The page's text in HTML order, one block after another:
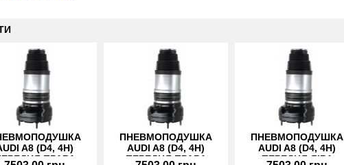
A8 (D4, 4H)
ПРАВА
ПНЕВМОПОДУШКА
AUDI A8 (D4, 4H)
ПЕРЕДНЯ ПРАВА
ПНЕВМОПОДУШКА
AUDI A8 (D4, 4H)
ПЕРЕДНЯ ЛІВА